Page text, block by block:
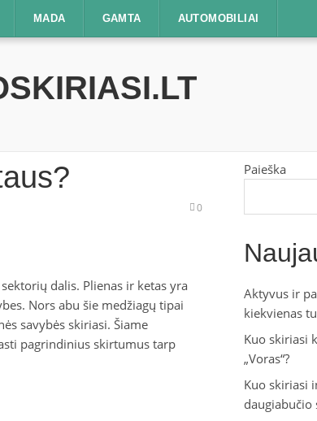
MADA GAMTA AUTOMOBILIAI
0
dalis. Plienas ir ketas yra
Nors abu šie medžiagų tipai
savybės skiriasi. Šiame
pagrindinius skirtumus tarp
Paieška
Aktyvus ir
kiekvienas
Kuo skiriasi
„Voras“?
Kuo skiriasi
daugiabučio